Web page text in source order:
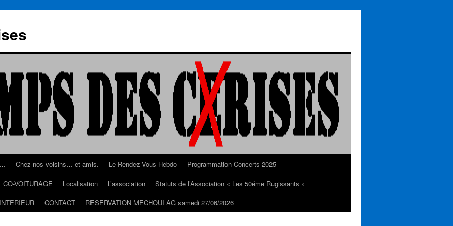
Chez nos voisins… et amis. Le Rendez-Vous Hebdo
Programmation Concerts 2025
CO-VOITURAGE Localisation L’association
Statuts de l’Association « Les 50éme Rugissants »
CONTACT RESERVATION MECHOUI AG samedi 27/06/2026